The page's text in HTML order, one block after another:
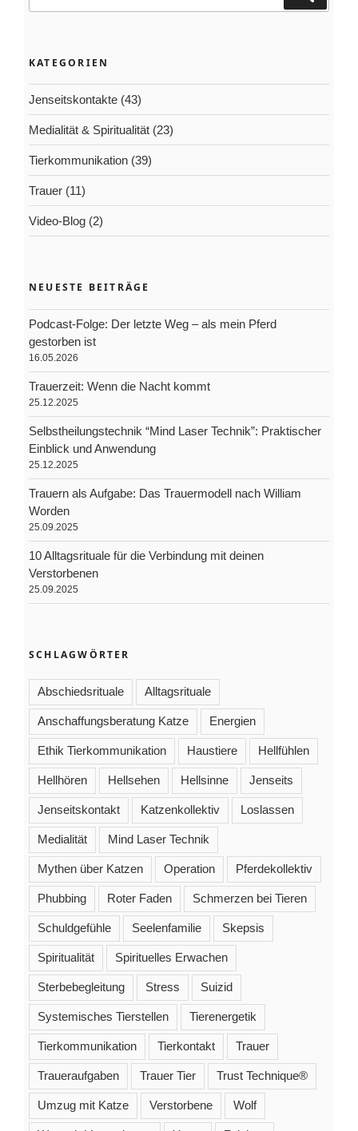
KATEGORIEN
Jenseitskontakte (43)
Medialität & Spiritualität (23)
Tierkommunikation (39)
Trauer (11)
Video-Blog (2)
NEUESTE BEITRÄGE
Podcast-Folge: Der letzte Weg – als mein Pferd
gestorben ist
16.05.2026
Trauerzeit: Wenn die Nacht kommt
25.12.2025
Selbstheilungstechnik “Mind Laser Technik”: Praktischer
Einblick und Anwendung
25.12.2025
Trauern als Aufgabe: Das Trauermodell nach William
Worden
25.09.2025
10 Alltagsrituale für die Verbindung mit deinen
Verstorbenen
25.09.2025
SCHLAGWÖRTER
Abschiedsrituale Alltagsrituale
Anschaffungsberatung Katze Energien
Ethik Tierkommunikation Haustiere Hellfühlen
Hellhören Hellsehen Hellsinne Jenseits
Jenseitskontakt Katzenkollektiv Loslassen
Medialität Mind Laser Technik
Mythen über Katzen Operation Pferdekollektiv
Phubbing Roter Faden Schmerzen bei Tieren
Schuldgefühle Seelenfamilie Skepsis
Spiritualität Spirituelles Erwachen
Sterbebegleitung Stress Suizid
Systemisches Tierstellen Tierenergetik
Tierkommunikation Tierkontakt Trauer
Traueraufgaben Trauer Tier Trust Technique®
Umzug mit Katze Verstorbene Wolf